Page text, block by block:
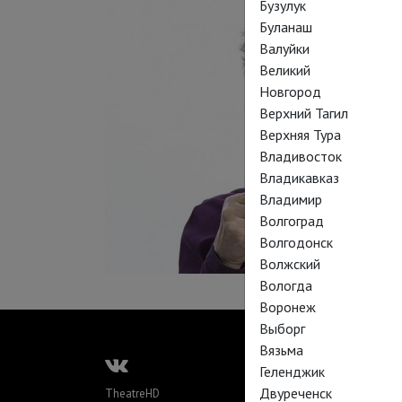
TheatreHD
Бузулук
Буланаш
Валуйки
Великий
Новгород
Верхний Тагил
Верхняя Тура
Владивосток
Владикавказ
Владимир
Волгоград
Волгодонск
Волжский
Вологда
Воронеж
Выборг
Вязьма
Геленджик
Двуреченск